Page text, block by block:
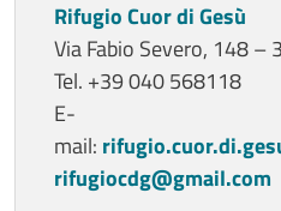
Rifugio Cuor di Gesù
Via Fabio Severo, 148 –
Tel. +39 040 568118
E-
mail:
rifugiocdg@gmail.com